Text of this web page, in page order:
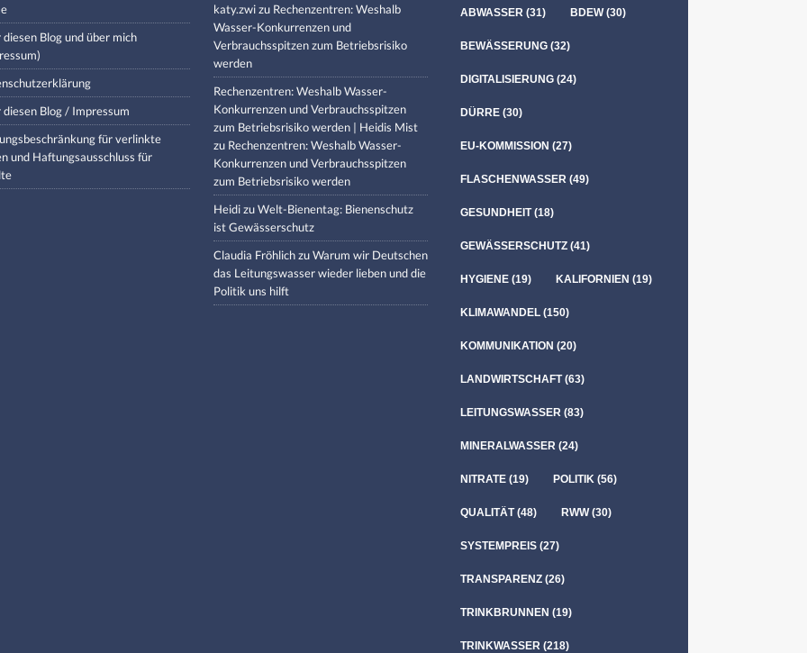
diesen Blog und über mich
diesen Blog / Impressum
für verlinkte
und Haftungsausschluss für
katy.zwizu Rechenzentren: Weshalb
Wasser-Konkurrenzen und
Verbrauchsspitzen zum Betriebsrisiko
werden
Rechenzentren: Weshalb Wasser-
Konkurrenzen und Verbrauchsspitzen
zum Betriebsrisiko werden | Heidis Mist
zu Rechenzentren: Weshalb Wasser-
Konkurrenzen und Verbrauchsspitzen
zum Betriebsrisiko werden
HeidizuWelt-Bienentag: Bienenschutz
ist Gewässerschutz
Claudia FröhlichzuWarum wir Deutschen
das Leitungswasser wieder lieben und die
Politik uns hilft
ABWASSER (31) BDEW(30)
BEWÄSSERUNG(32)
DIGITALISIERUNG(24)
DÜRRE(30)
EU-KOMMISSION (27)
FLASCHENWASSER (49)
GESUNDHEIT(18)
GEWÄSSERSCHUTZ(41)
HYGIENE(19) KALIFORNIEN (19)
KLIMAWANDEL(150)
KOMMUNIKATION (20)
LANDWIRTSCHAFT(63)
LEITUNGSWASSER (83)
MINERALWASSER (24)
NITRATE(19) POLITIK (56)
QUALITÄT(48) RWW(30)
SYSTEMPREIS(27)
TRANSPARENZ(26)
TRINKBRUNNEN (19)
TRINKWASSER (218)